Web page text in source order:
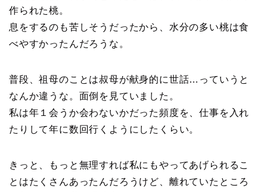
作られた桃。
息をするのも苦しそうだったから、水分の多い桃は食
べやすかったんだろうな。
普段、祖母のことは叔母が献身的に世話…っていうと
なんか違うな。面倒を見ていました。
私は年１会うか会わないかだった頻度を、仕事を入れ
たりして年に数回行くようにしたくらい。
きっと、もっと無理すれば私にもやってあげられるこ
とはたくさんあったんだろうけど、離れていたところ